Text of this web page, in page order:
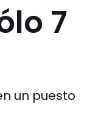
7
un puesto